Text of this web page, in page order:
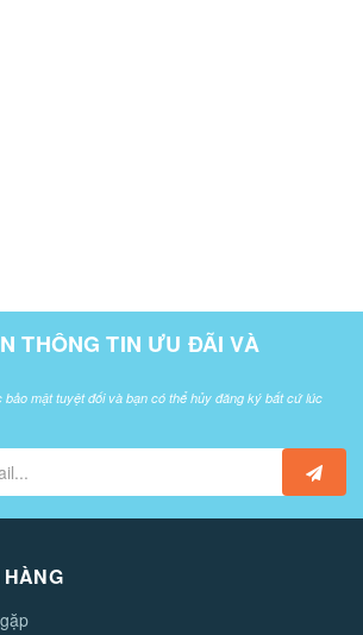
THÔNG TIN ƯU ĐÃI VÀ
bảo mật tuyệt đối và bạn có thể hủy đăng ký bất cứ lúc
HÀNG